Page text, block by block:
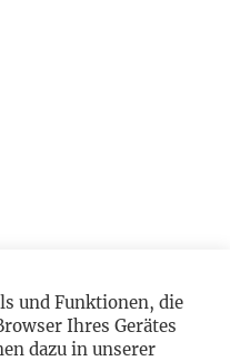
und Funktionen, die
Ihres Gerätes
dazu in unserer